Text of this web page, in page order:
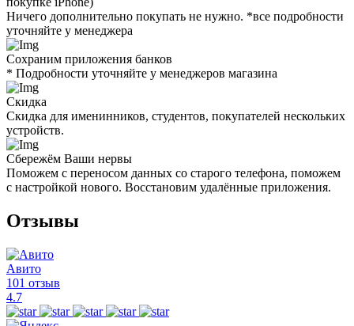
Ничего дополнительно покупать не нужно. *все подробности
уточняйте у менеджера
Сохраним приложения банков
* Подробности уточняйте у менеджеров магазина
Скидка
Скидка для именинников, студентов, покупателей нескольких
устройств.
Сбережём Ваши нервы
Поможем с переносом данных со старого телефона, поможем
с настройкой нового. Восстановим удалённые приложения.
Отзывы
Авито
101 отзыв
4.7